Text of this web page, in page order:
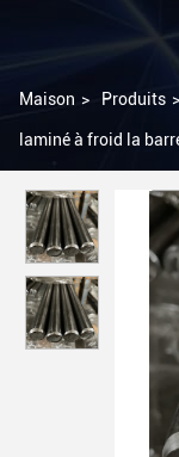
Maison > Produits >
laminé à froid la